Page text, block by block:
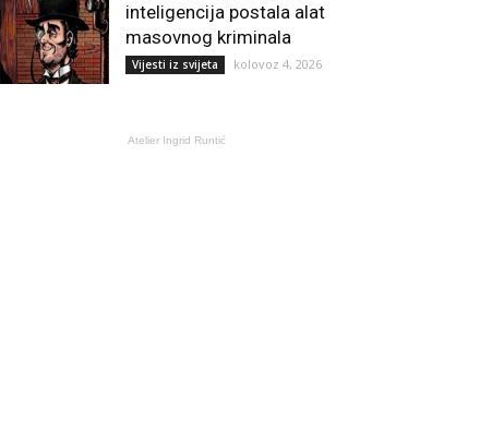
inteligencija postala alat
masovnog kriminala
Vijesti iz svijeta kolovoz 4, 2026
Atelier Ingrid Runtić